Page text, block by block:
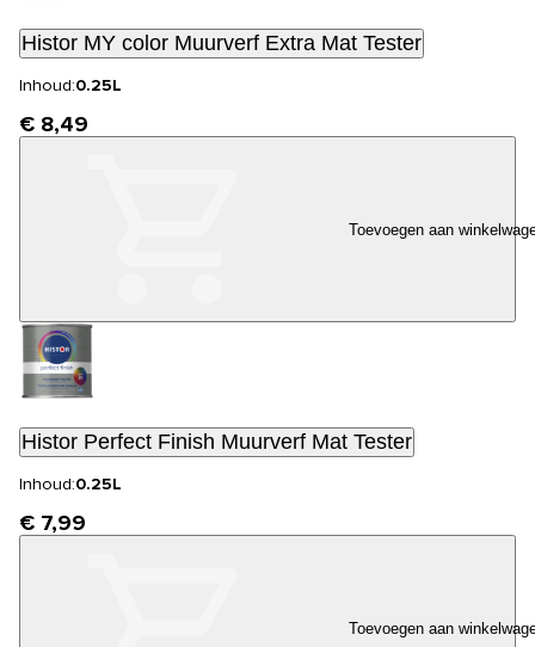
Histor MY color Muurverf Extra Mat Tester
Inhoud:0.25L
€ 8,49
Toevoegen aan
Histor Perfect Finish Muurverf Mat Tester
Inhoud:0.25L
€ 7,99
Toevoegen aan